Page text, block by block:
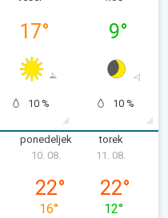
17°
10 %
9°
10 %
ponedeljek
10. 08.
22°
16°
torek
11. 08.
22°
12°